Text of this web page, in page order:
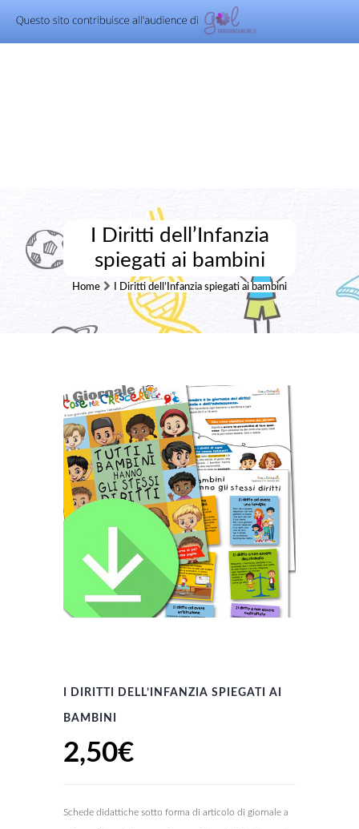
I Diritti dell’Infanzia
spiegati ai bambini
Home I Diritti dell’Infanzia spiegati ai bambini
I DIRITTI DELL’INFANZIA SPIEGATI AI
BAMBINI
2,50€
Schede didattiche sotto forma di articolo di giornale a